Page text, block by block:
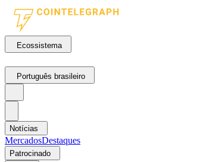
Ecossistema
Português brasileiro
Notícias
MercadosDestaques
Patrocinado